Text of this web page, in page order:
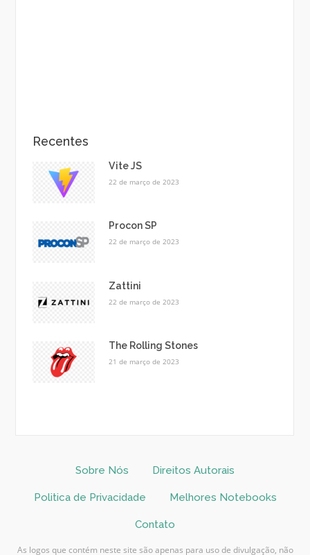
Recentes
Vite JS
22 de março de 2023
Procon SP
22 de março de 2023
Zattini
22 de março de 2023
The Rolling Stones
21 de março de 2023
Sobre Nós Direitos Autorais
Politica de Privacidade Melhores Notebooks
Contato
As logos que contém neste site são apenas para uso de divulgação, não